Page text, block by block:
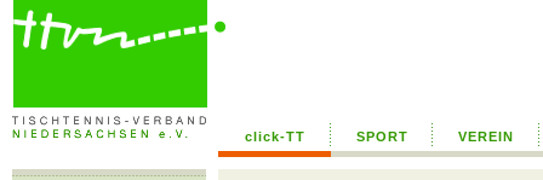
click-TT SPORT VEREIN